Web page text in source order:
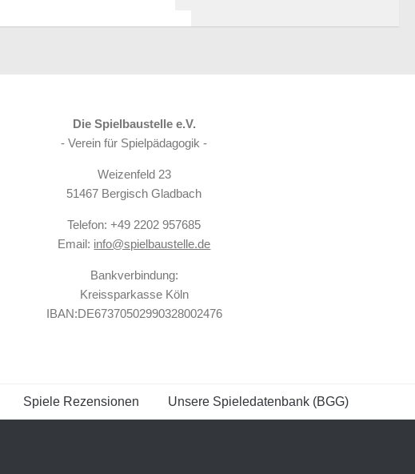
Die Spielbaustelle e.V.
- Verein für Spielpädagogik -
Weizenfeld 23
51467 Bergisch Gladbach
Telefon: +49 2202 957685
Email: info@spielbaustelle.de
Bankverbindung:
Kreissparkasse Köln
IBAN:DE67370502990328002476
Spiele Rezensionen Unsere Spieledatenbank (BGG)